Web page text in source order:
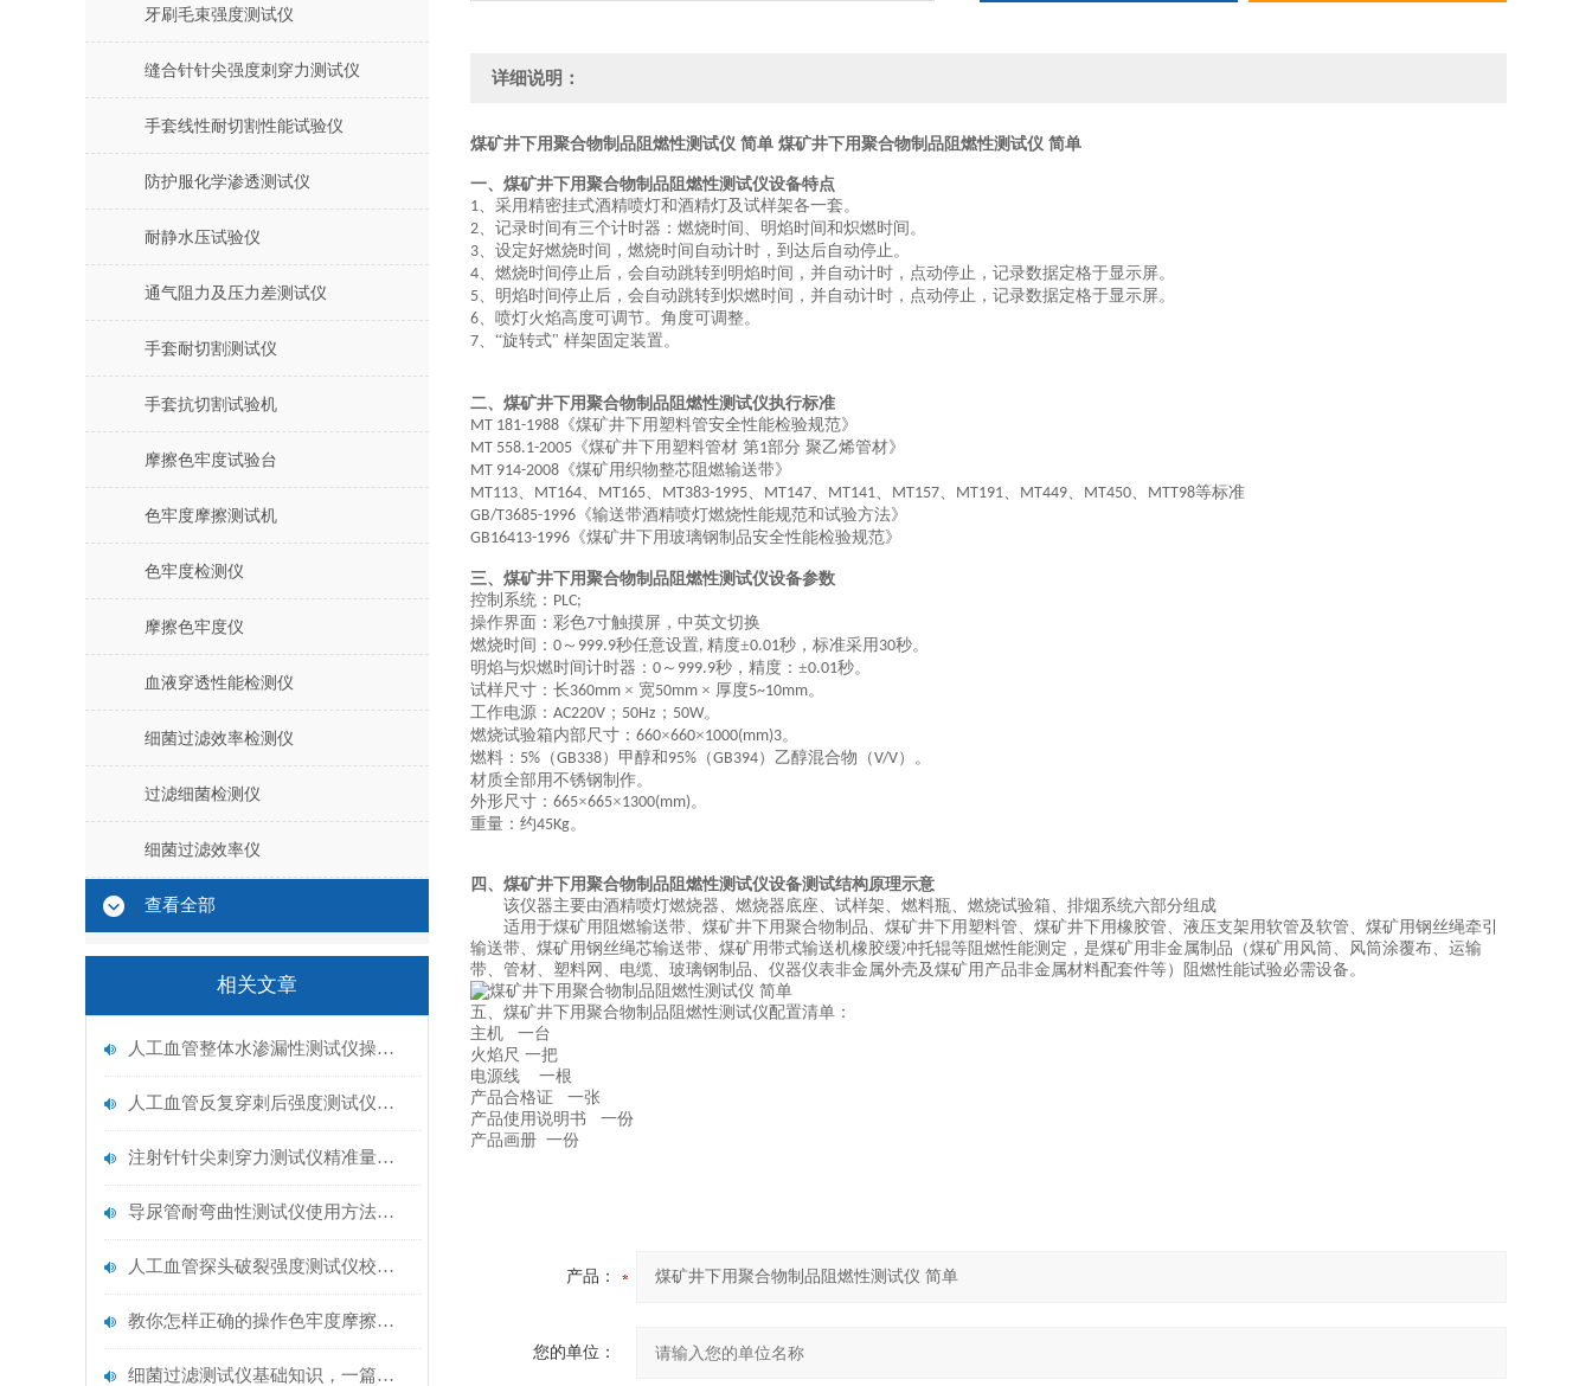
牙刷毛束强度测试仪
缝合针针尖强度刺穿力测试仪
手套线性耐切割性能试验仪
防护服化学渗透测试仪
耐静水压试验仪
通气阻力及压力差测试仪
手套耐切割测试仪
手套抗切割试验机
摩擦色牢度试验台
色牢度摩擦测试机
色牢度检测仪
摩擦色牢度仪
血液穿透性能检测仪
细菌过滤效率检测仪
过滤细菌检测仪
细菌过滤效率仪
查看全部
相关文章
人工血管整体水渗漏性测试仪操作中最容易出错的步骤
人工血管反复穿刺后强度测试仪是什么？透析患者的“生命管“质量靠它把关！
注射针针尖刺穿力测试仪精准量化针尖锋利度，构筑临床安全防线
导尿管耐弯曲性测试仪使用方法与操作规范
人工血管探头破裂强度测试仪校准规范：精准赋能医疗安全的技术基准
教你怎样正确的操作色牢度摩擦测试机
细菌过滤测试仪基础知识，一篇搞定
详细说明：
煤矿井下用聚合物制品阻燃性测试仪 简单 煤矿井下用聚合物制品阻燃性测试仪 简单
一、煤矿井下用聚合物制品阻燃性测试仪设备特点
1、采用精密挂式酒精喷灯和酒精灯及试样架各一套。
2、记录时间有三个计时器：燃烧时间、明焰时间和炽燃时间。
3、设定好燃烧时间，燃烧时间自动计时，到达后自动停止。
4、燃烧时间停止后，会自动跳转到明焰时间，并自动计时，点动停止，记录数据定格于显示屏。
5、明焰时间停止后，会自动跳转到炽燃时间，并自动计时，点动停止，记录数据定格于显示屏。
6、喷灯火焰高度可调节。角度可调整。
7、“旋转式" 样架固定装置。
二、煤矿井下用聚合物制品阻燃性测试仪执行标准
MT 181-1988 《煤矿井下用塑料管安全性能检验规范》
MT 558.1-2005 《煤矿井下用塑料管材 第1部分 聚乙烯管材》
MT 914-2008 《煤矿用织物整芯阻燃输送带》
MT113、 MT164、 MT165、 MT383-1995、 MT147、 MT141、 MT157、 MT191、 MT449、 MT450、 MTT98等标准
GB/T3685-1996 《输送带酒精喷灯燃烧性能规范和试验方法》
GB16413-1996 《煤矿井下用玻璃钢制品安全性能检验规范》
三、煤矿井下用聚合物制品阻燃性测试仪设备参数
控制系统： PLC;
操作界面：彩色7寸触摸屏，中英文切换
燃烧时间： 0 ～ 999.9秒任意设置, 精度±0.01秒，标准采用 30秒。
明焰与炽燃时间计时器： 0 ～ 999.9秒，精度：±0.01秒。
试样尺寸：长360mm × 宽50mm × 厚度5~10mm。
工作电源： AC220V ； 50Hz ； 50W。
燃烧试验箱内部尺寸： 660×660×1000(mm)3。
燃料： 5% （GB338）甲醇和 95% （GB394）乙醇混合物（V/V）。
材质全部用不锈钢制作。
外形尺寸： 665×665×1300(mm)。
重量：约45Kg。
四、煤矿井下用聚合物制品阻燃性测试仪设备测试结构原理示意
该仪器主要由酒精喷灯燃烧器、燃烧器底座、试样架、燃料瓶、燃烧试验箱、排烟系统六部分组成
适用于煤矿用阻燃输送带、煤矿井下用聚合物制品、煤矿井下用塑料管、煤矿井下用橡胶管、液压支架用软管及软管、煤矿用钢丝绳牵引
输送带、煤矿用钢丝绳芯输送带、煤矿用带式输送机橡胶缓冲托辊等阻燃性能测定，是煤矿用非金属制品（煤矿用风筒、风筒涂覆布、运输
带、管材、塑料网、电缆、玻璃钢制品、仪器仪表非金属外壳及煤矿用产品非金属材料配套件等）阻燃性能试验必需设备。
五、煤矿井下用聚合物制品阻燃性测试仪配置清单：
主机 一台
火焰尺 一把
电源线 一根
产品合格证 一张
产品使用说明书 一份
产品画册 一份
产品：
您的单位：